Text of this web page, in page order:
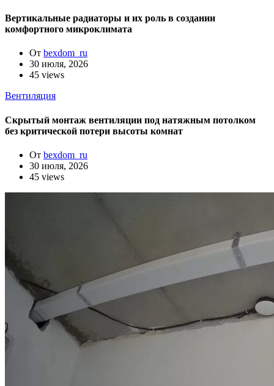
Вертикальные радиаторы и их роль в создании
комфортного микроклимата
От bexdom_ru
30 июля, 2026
45 views
Вентиляция
Скрытый монтаж вентиляции под натяжным потолком
без критической потери высоты комнат
От bexdom_ru
30 июля, 2026
45 views